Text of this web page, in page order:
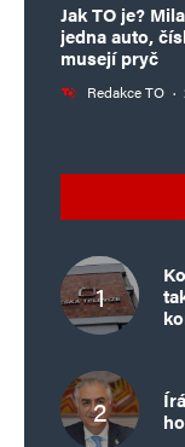
Jak TO je?
jedna auto,
musejí pryč
Redakce TO ·